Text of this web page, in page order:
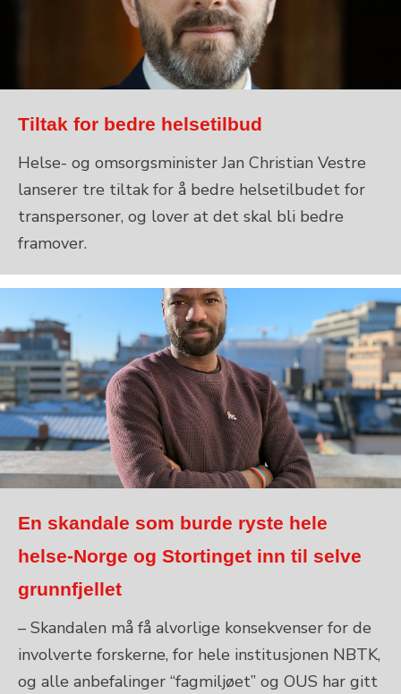
Tiltak for bedre helsetilbud
Helse- og omsorgsminister Jan Christian Vestre
lanserer tre tiltak for å bedre helsetilbudet for
transpersoner, og lover at det skal bli bedre
framover.
En skandale som burde ryste hele
helse-Norge og Stortinget inn til selve
grunnfjellet
– Skandalen må få alvorlige konsekvenser for de
involverte forskerne, for hele institusjonen NBTK,
og alle anbefalinger “fagmiljøet” og OUS har gitt